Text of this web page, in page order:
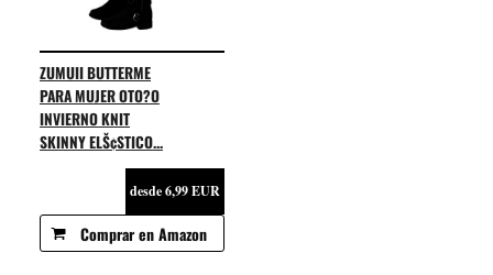
ZUMUII BUTTERME
PARA MUJER OTO?O
INVIERNO KNIT
SKINNY ELŠ¢STICO...
desde 6,99 EUR
Comprar en Amazon